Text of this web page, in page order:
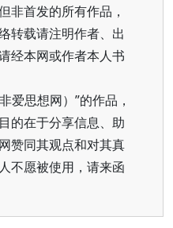
非首发的所有作品，
转载请注明作者、出
经本网或作者本人书
爱思想网）”的作品，
的在于分享信息、助
赞同其观点和对其真
不愿被使用，请来函